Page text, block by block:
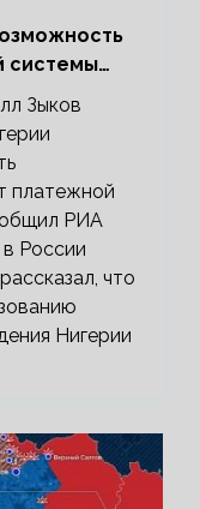
системы
Зыков
платежной
РИА
России
что
Нигерии